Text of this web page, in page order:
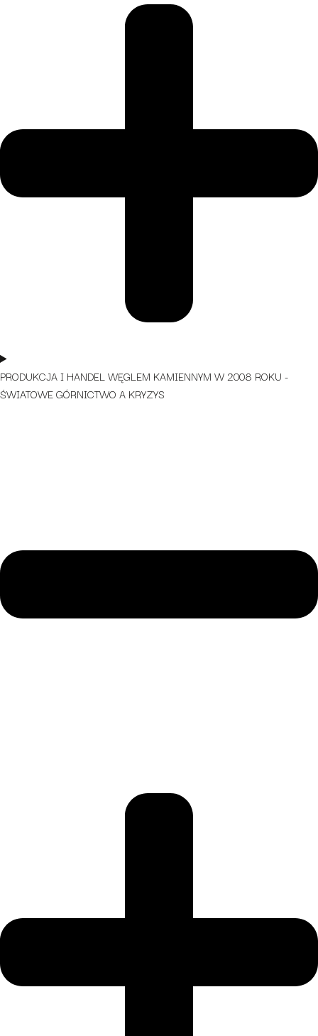
PRODUKCJA I HANDEL WĘGLEM KAMIENNYM W 2008 ROKU -
ŚWIATOWE GÓRNICTWO A KRYZYS